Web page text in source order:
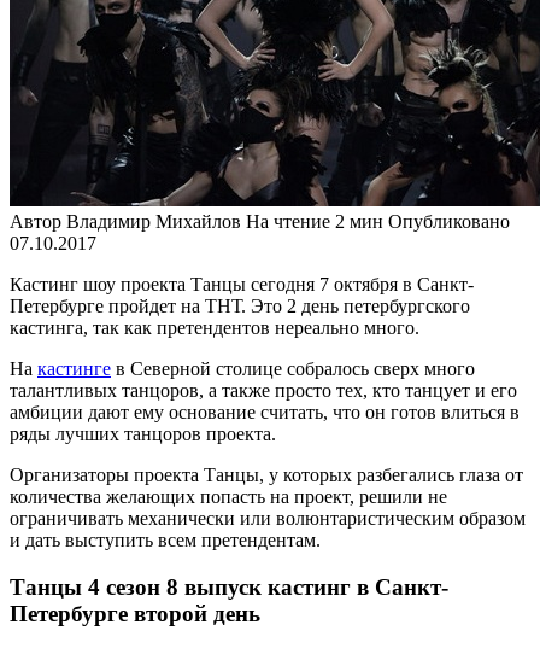
Автор Владимир Михайлов На чтение 2 мин Опубликовано
07.10.2017
Кастинг шоу проекта Танцы сегодня 7 октября в Санкт-
Петербурге пройдет на ТНТ. Это 2 день петербургского
кастинга, так как претендентов нереально много.
На кастинге в Северной столице собралось сверх много
талантливых танцоров, а также просто тех, кто танцует и его
амбиции дают ему основание считать, что он готов влиться в
ряды лучших танцоров проекта.
Организаторы проекта Танцы, у которых разбегались глаза от
количества желающих попасть на проект, решили не
ограничивать механически или волюнтаристическим образом
и дать выступить всем претендентам.
Танцы 4 сезон 8 выпуск кастинг в Санкт-
Петербурге второй день